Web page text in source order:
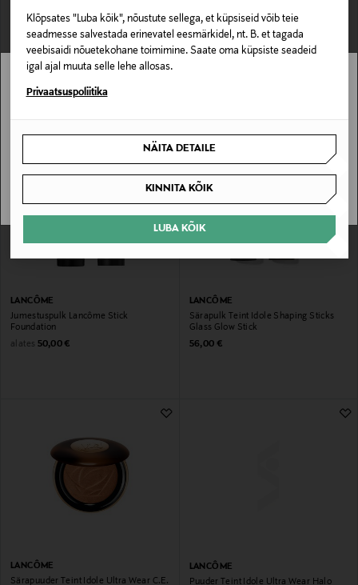
Klõpsates "Luba kõik", nõustute sellega, et küpsiseid võib teie
seadmesse salvestada erinevatel eesmärkidel, nt. B. et tagada
veebisaidi nõuetekohane toimimine. Saate oma küpsiste seadeid
igal ajal muuta selle lehe allosas.
Privaatsuspoliitika
NÄITA DETAILE
KINNITA KÕIK
LUBA KÕIK
LANCÔME
Põsepunapulk Teint Idole Shape
Sticks
LANCÔME
Vedel põsepuna Skin Idôle Juicy Blush
LANCÔME
Jumestuspulk Lancôme Stick
Foundation
alates Original Price
50,00 €
LANCÔME
Särapulk Teint Idole Shaping Sticks
Glass Glow Stick
Original Price
56,00 €
LANCÔME
Särapuuder Teint Idole Ultra Wear C.E.
LANCÔME
Puuder Teint Idole Ultra Wear Halo
Stockmann pole Sinu riigis saadaval.
SAAN ARU